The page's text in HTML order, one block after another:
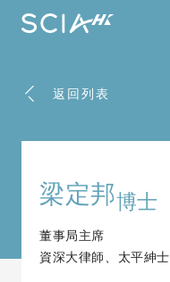
返回列表
梁定邦博士
董事局主席
資深大律師、太平紳士